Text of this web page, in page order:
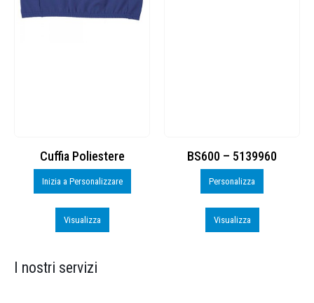
Cuffia Poliestere
Inizia a Personalizzare
Visualizza
BS600 – 5139960
Personalizza
Visualizza
I nostri servizi